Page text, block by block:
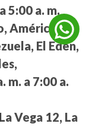
5:00 a. m.
América,
El Edén,
m. a 7:00 a.
Vega 12, La